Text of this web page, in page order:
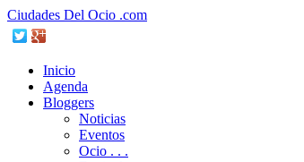
Ciudades Del Ocio .com
Inicio
Agenda
Bloggers
Noticias
Eventos
Ocio . . .